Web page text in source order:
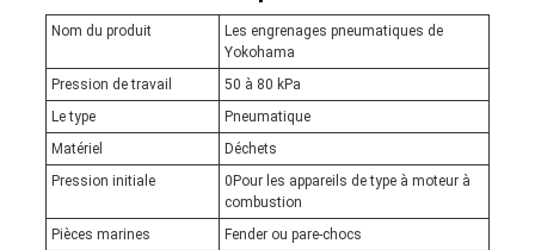
Nom du produit
Les engrenages pneumatiques de
Yokohama
Pression de travail
50 à 80 kPa
Le type
Pneumatique
Matériel
Déchets
Pression initiale
0Pour les appareils de type à moteur à
combustion
Pièces marines
Fender ou pare-chocs